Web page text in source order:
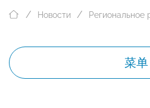
Новости Региональное
菜单